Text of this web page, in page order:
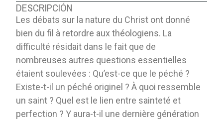
DESCRIPCIÓN
Les débats sur la nature du Christ ont donné
bien du fil à retordre aux théologiens. La
difficulté résidait dans le fait que de
nombreuses autres questions essentielles
étaient soulevées : Qu’est-ce que le péché ?
Existe-t-il un péché originel ? À quoi ressemble
un saint ? Quel est le lien entre sainteté et
perfection ? Y aura-t-il une dernière génération